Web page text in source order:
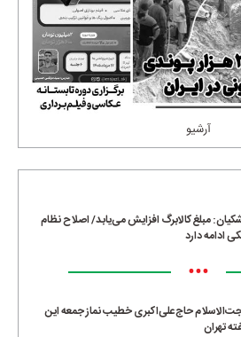
آرشیو
مبلغ کالابرگ افزایش می‌یابد/ اصلاح نظام
ادامه دارد
•••
حاج‌علی‌اکبری خطیب نماز جمعه این
تهران